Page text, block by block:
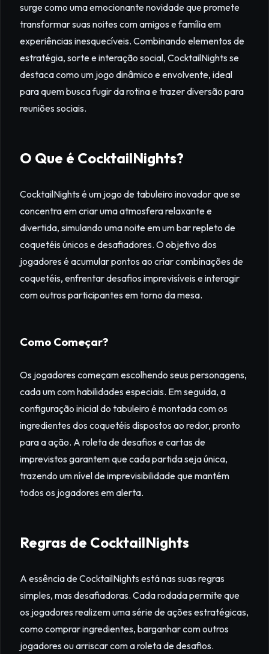
surge como uma emocionante novidade que promete
transformar suas noites com amigos e família em
experiências inesquecíveis. Combinando elementos de
estratégia, sorte e interação social, CocktailNights se
destaca como um jogo dinâmico e envolvente, ideal
para quem busca fugir da rotina e trazer diversão para
reuniões sociais.
O Que é CocktailNights?
CocktailNights é um jogo de tabuleiro inovador que se
concentra em criar uma atmosfera relaxante e
divertida, simulando uma noite em um bar repleto de
coquetéis únicos e desafiadores. O objetivo dos
jogadores é acumular pontos ao criar combinações de
coquetéis, enfrentar desafios imprevisíveis e interagir
com outros participantes em torno da mesa.
Como Começar?
Os jogadores começam escolhendo seus personagens,
cada um com habilidades especiais. Em seguida, a
configuração inicial do tabuleiro é montada com os
ingredientes dos coquetéis dispostos ao redor, pronto
para a ação. A roleta de desafios e cartas de
imprevistos garantem que cada partida seja única,
trazendo um nível de imprevisibilidade que mantém
todos os jogadores em alerta.
Regras de CocktailNights
A essência de CocktailNights está nas suas regras
simples, mas desafiadoras. Cada rodada permite que
os jogadores realizem uma série de ações estratégicas,
como comprar ingredientes, barganhar com outros
jogadores ou arriscar com a roleta de desafios.